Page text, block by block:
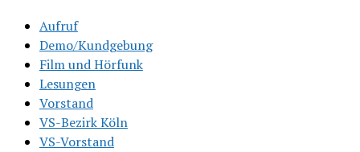
Aufruf
Demo/Kundgebung
Film und Hörfunk
Lesungen
Vorstand
VS-Bezirk Köln
VS-Vorstand